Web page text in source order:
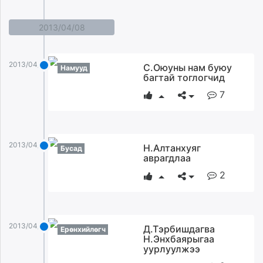
2013/04/08
2013/04/08 Намууд
С.Оюуны нам буюу
багтай тоглогчид
7
2013/04/08 Бусад
Н.Алтанхуяг
аврагдлаа
2
2013/04/08 Ерөнхийлөгч
Д.Тэрбишдагва
Н.Энхбаярыгаа
уурлуулжээ